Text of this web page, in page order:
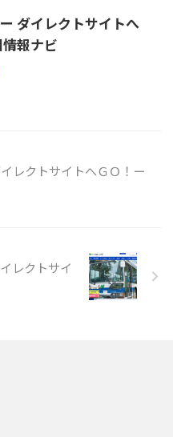
ダイレクトサイトへ
報ナビ
レクトサイトへＧＯ！ー
レクトサイ